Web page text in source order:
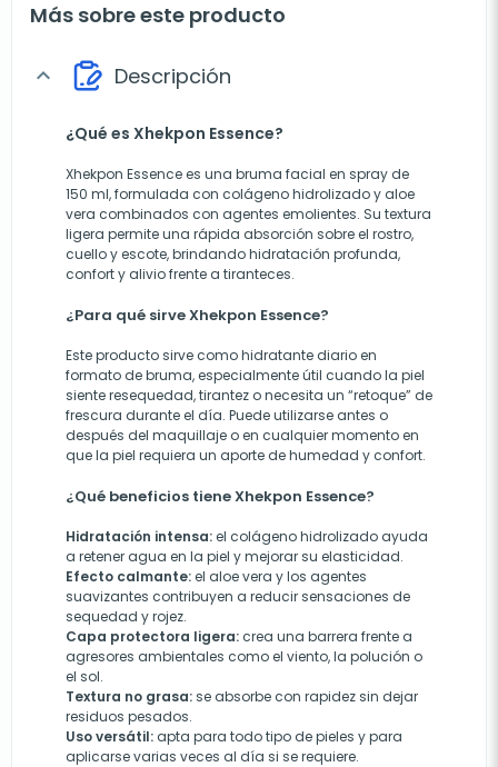
Más sobre este producto
expand_more Descripción
¿Qué es Xhekpon Essence?
Xhekpon Essence es una bruma facial en spray de
150 ml, formulada con colágeno hidrolizado y aloe
vera combinados con agentes emolientes. Su textura
ligera permite una rápida absorción sobre el rostro,
cuello y escote, brindando hidratación profunda,
confort y alivio frente a tiranteces.
¿Para qué sirve Xhekpon Essence?
Este producto sirve como hidratante diario en
formato de bruma, especialmente útil cuando la piel
siente resequedad, tirantez o necesita un “retoque” de
frescura durante el día. Puede utilizarse antes o
después del maquillaje o en cualquier momento en
que la piel requiera un aporte de humedad y confort.
¿Qué beneficios tiene Xhekpon Essence?
Hidratación intensa:el colágeno hidrolizado ayuda
a retener agua en la piel y mejorar su elasticidad.
Efecto calmante:el aloe vera y los agentes
suavizantes contribuyen a reducir sensaciones de
sequedad y rojez.
Capa protectora ligera: crea una barrera frente a
agresores ambientales como el viento, la polución o
el sol.
Textura no grasa:se absorbe con rapidez sin dejar
residuos pesados.
Uso versátil: apta para todo tipo de pieles y para
aplicarse varias veces al día si se requiere.